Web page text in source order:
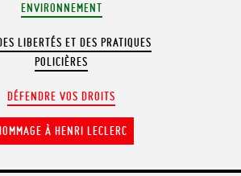
ENVIRONNEMENT
LIBERTÉS ET DES PRATIQUES
POLICIÈRES
DÉFENDRE VOS DROITS
À HENRI LECLERC